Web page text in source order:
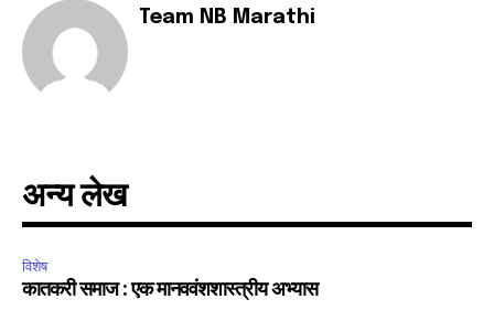
I've read and accept thePrivacy Policy.
Team NB Marathi
अन्य लेख
विशेष
कातकरी समाज : एक मानववंशशास्त्रीय अभ्यास